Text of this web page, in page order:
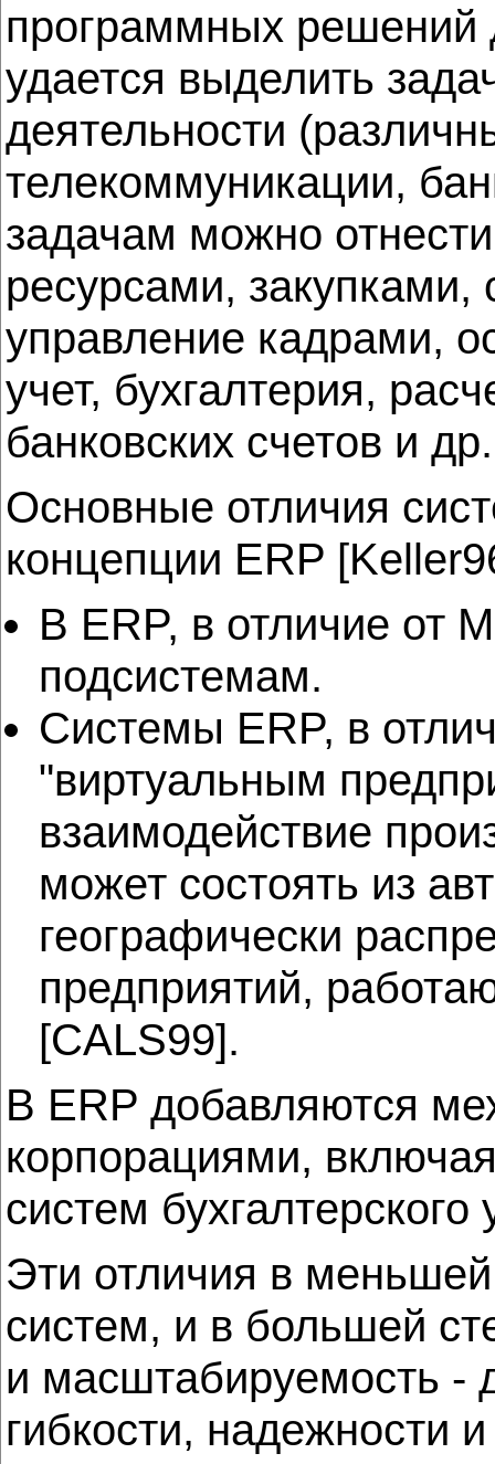
программных решений
удается выделить
деятельности
телекоммуникации,
задачам можно
ресурсами,
управление кадрами,
учет, бухгалтерия,
банковских счетов и др.
Основные отличия
концепции ERP
В ERP, в отличие от
подсистемам.
Системы ERP, в
"виртуальным
взаимодействие
может состоять из
географически
предприятий,
[CALS99].
В ERP добавляются
корпорациями,
систем бухгалтерского
Эти отличия в меньшей
систем, и в большей
и масштабируемость -
гибкости, надежности